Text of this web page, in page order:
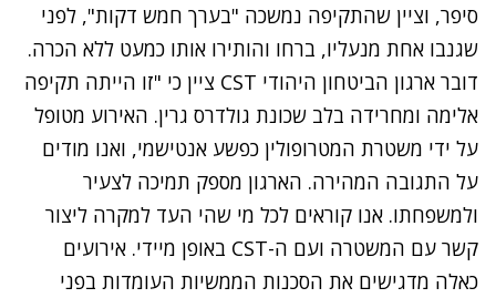
סיפר, וציין שהתקיפה נמשכה "בערך חמש דקות", לפני
שגנבו אחת מנעליו, ברחו והותירו אותו כמעט ללא הכרה.
דובר ארגון הביטחון היהודי CST ציין כי "זו הייתה תקיפה
אלימה ומחרידה בלב שכונת גולדרס גרין. האירוע מטופל
על ידי משטרת המטרופולין כפשע אנטישמי, ואנו מודים
על התגובה המהירה. הארגון מספק תמיכה לצעיר
ולמשפחתו. אנו קוראים לכל מי שהי העד למקרה ליצור
קשר עם המשטרה ועם ה-CST באופן מיידי. אירועים
כאלה מדגישים את הסכנות הממשיות העומדות בפני